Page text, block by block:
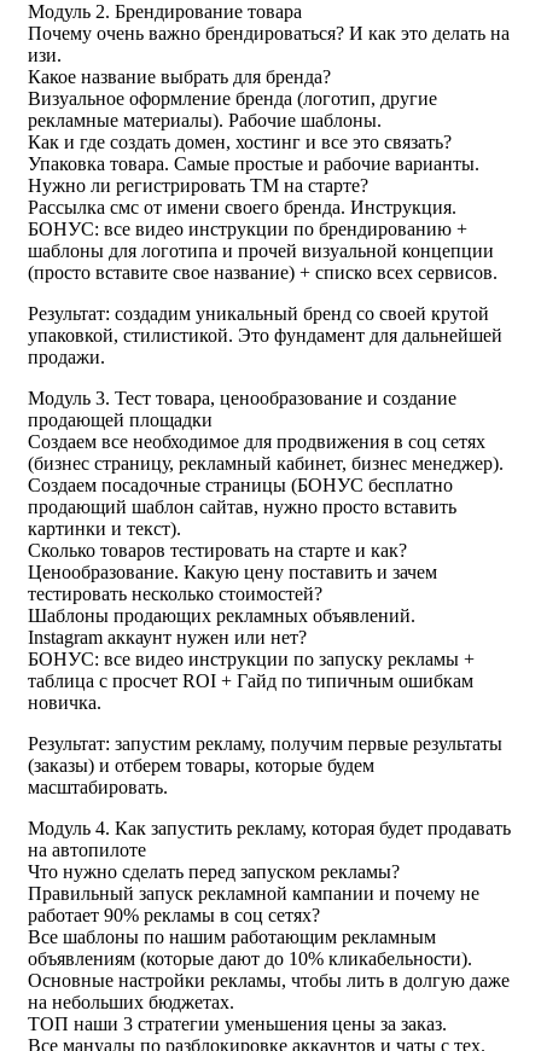
Модуль 2. Брендирование товара
Почему очень важно брендироваться? И как это делать на
изи.
Какое название выбрать для бренда?
Визуальное оформление бренда (логотип, другие
рекламные материалы). Рабочие шаблоны.
Как и где создать домен, хостинг и все это связать?
Упаковка товара. Самые простые и рабочие варианты.
Нужно ли регистрировать ТМ на старте?
Рассылка смс от имени своего бренда. Инструкция.
БОНУС: все видео инструкции по брендированию +
шаблоны для логотипа и прочей визуальной концепции
(просто вставите свое название) + списко всех сервисов.
Результат: создадим уникальный бренд со своей крутой
упаковкой, стилистикой. Это фундамент для дальнейшей
продажи.
Модуль 3. Тест товара, ценообразование и создание
продающей площадки
Создаем все необходимое для продвижения в соц сетях
(бизнес страницу, рекламный кабинет, бизнес менеджер).
Создаем посадочные страницы (БОНУС бесплатно
продающий шаблон сайтав, нужно просто вставить
картинки и текст).
Сколько товаров тестировать на старте и как?
Ценообразование. Какую цену поставить и зачем
тестировать несколько стоимостей?
Шаблоны продающих рекламных объявлений.
Instagram аккаунт нужен или нет?
БОНУС: все видео инструкции по запуску рекламы +
таблица с просчет ROI + Гайд по типичным ошибкам
новичка.
Результат: запустим рекламу, получим первые результаты
(заказы) и отберем товары, которые будем
масштабировать.
Модуль 4. Как запустить рекламу, которая будет продавать
на автопилоте
Что нужно сделать перед запуском рекламы?
Правильный запуск рекламной кампании и почему не
работает 90% рекламы в соц сетях?
Все шаблоны по нашим работающим рекламным
объявлениям (которые дают до 10% кликабельности).
Основные настройки рекламы, чтобы лить в долгую даже
на небольших бюджетах.
ТОП наши 3 стратегии уменьшения цены за заказ.
Все мануалы по разблокировке аккаунтов и чаты с тех.